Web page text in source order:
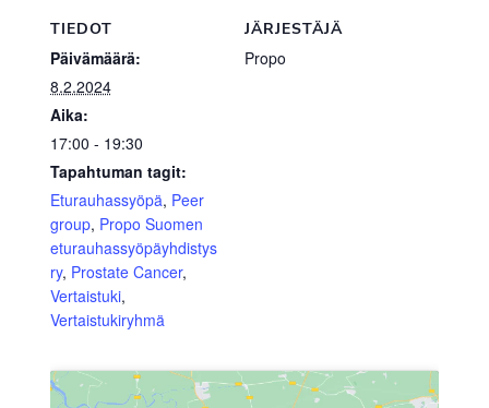
TIEDOT
Päivämäärä:
8.2.2024
Aika:
17:00 - 19:30
Tapahtuman tagit:
Eturauhassyöpä, Peer
group, Propo Suomen
eturauhassyöpäyhdistys
ry, Prostate Cancer,
Vertaistuki,
Vertaistukiryhmä
JÄRJESTÄJÄ
Propo